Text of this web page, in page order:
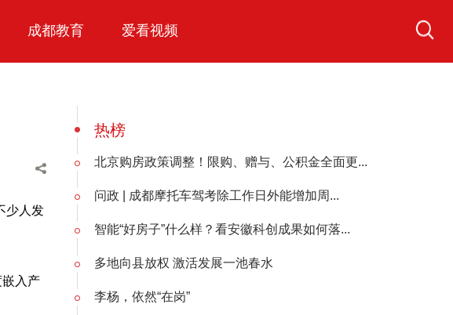
成都教育 爱看视频
少人发
入产
热榜
北京购房政策调整！限购、赠与、公积金全面更...
问政 | 成都摩托车驾考除工作日外能增加周...
智能“好房子”什么样？看安徽科创成果如何落...
多地向县放权 激活发展一池春水
李杨，依然“在岗”